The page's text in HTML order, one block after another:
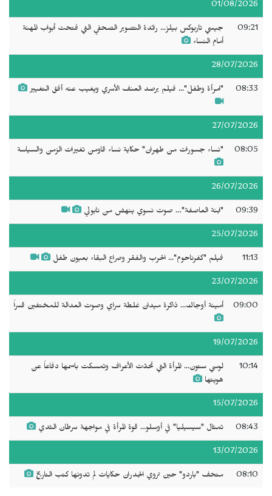
01/08/2026
09:21
جيسي تاربوكس بيلز... رائدة التصوير الصحفي التي فتحت أبواب المهنة
أمام النساء
28/07/2026
08:33 "امرأة وطفل"... فيلم يرصد العنف الأسري ويغيب عنه أفق التغيير
27/07/2026
08:05 "نساء جسورات من طهران" حكاية نساء قاومن تغيرات الزمن والسياسة
26/07/2026
09:39 "ابنة العاصفة"… صوت نسوي ينهض من نابولي
25/07/2026
11:13 فيلم "كفرناحوم"... الحرب والفقر وصراع البقاء بعيون طفل
23/07/2026
09:00 أمينة أوجاك... ذاكرة ميدان غلطة سراي وصوت العدالة للمختفين قسراً
19/07/2026
10:14
لوسي ستون... المرأة التي تحدّت الأعراف وتمسكت باسمها دفاعاً عن
هويتها
15/07/2026
08:43 تمثال "سيسيليا" في أوسلو... قوة المرأة في مواجهة سرطان الثدي
13/07/2026
08:10 متحف "باردو" حين تروي الجدران حكايات لم تدونها كتب التاريخ